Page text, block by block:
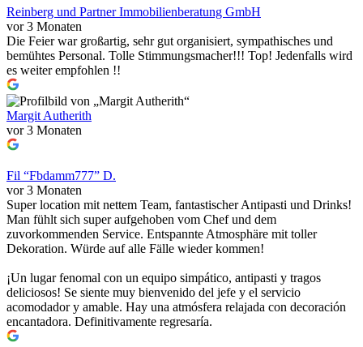
Reinberg und Partner Immobilienberatung GmbH
vor 3 Monaten
Die Feier war großartig, sehr gut organisiert, sympathisches und
bemühtes Personal. Tolle Stimmungsmacher!!! Top! Jedenfalls wird
es weiter empfohlen !!
Margit Autherith
vor 3 Monaten
Fil “Fbdamm777” D.
vor 3 Monaten
Super location mit nettem Team, fantastischer Antipasti und Drinks!
Man fühlt sich super aufgehoben vom Chef und dem
zuvorkommenden Service. Entspannte Atmosphäre mit toller
Dekoration. Würde auf alle Fälle wieder kommen!
¡Un lugar fenomal con un equipo simpático, antipasti y tragos
deliciosos! Se siente muy bienvenido del jefe y el servicio
acomodador y amable. Hay una atmósfera relajada con decoración
encantadora. Definitivamente regresaría.